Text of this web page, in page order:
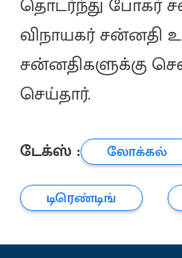
தொடர்ந்து போகர்
விநாயகர் சன்னதி
சன்னதிகளுக்கு
செய்தார்.
டேக்ஸ் :
லோக்கல்
டிரெண்டிங்